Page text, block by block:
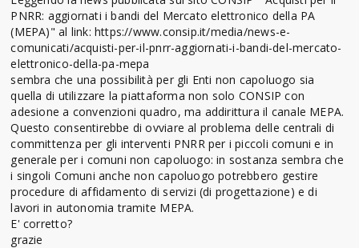
PNRR: aggiornati i bandi del Mercato elettronico della PA
(MEPA)" al link: https://www.consip.it/media/news-e-
comunicati/acquisti-per-il-pnrr-aggiornati-i-bandi-del-mercato-
elettronico-della-pa-mepa
sembra che una possibilità per gli Enti non capoluogo sia
quella di utilizzare la piattaforma non solo CONSIP con
adesione a convenzioni quadro, ma addirittura il canale MEPA.
Questo consentirebbe di ovviare al problema delle centrali di
committenza per gli interventi PNRR per i piccoli comuni e in
generale per i comuni non capoluogo: in sostanza sembra che
i singoli Comuni anche non capoluogo potrebbero gestire
procedure di affidamento di servizi (di progettazione) e di
lavori in autonomia tramite MEPA.
E' corretto?
grazie